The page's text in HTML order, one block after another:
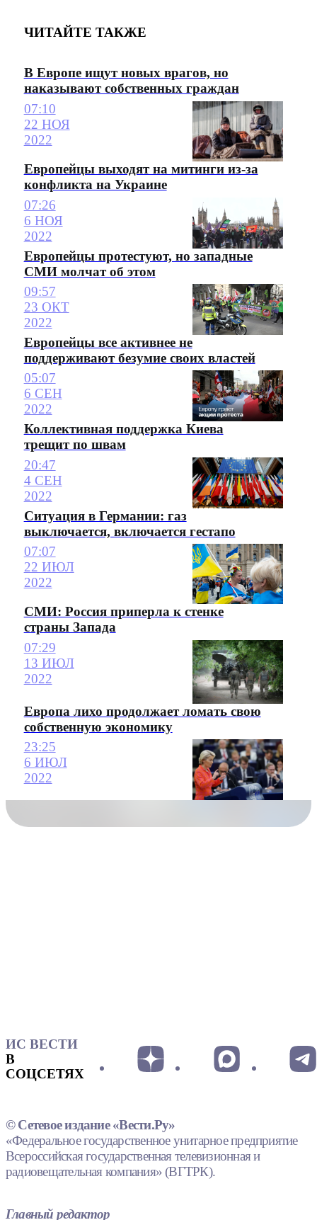
ЧИТАЙТЕ ТАКЖЕ
В Европе ищут новых врагов, но
наказывают собственных граждан
07:10
22 НОЯ
2022
Европейцы выходят на митинги из-за
конфликта на Украине
07:26
6 НОЯ
2022
Европейцы протестуют, но западные
СМИ молчат об этом
09:57
23 ОКТ
2022
Европейцы все активнее не
поддерживают безумие своих властей
05:07
6 СЕН
2022
Коллективная поддержка Киева
трещит по швам
20:47
4 СЕН
2022
Ситуация в Германии: газ
выключается, включается гестапо
07:07
22 ИЮЛ
2022
СМИ: Россия приперла к стенке
страны Запада
07:29
13 ИЮЛ
2022
Европа лихо продолжает ломать свою
собственную экономику
23:25
6 ИЮЛ
2022
ИС ВЕСТИ
В
СОЦСЕТЯХ
© Сетевое издание «Вести.Ру»
«Федеральное государственное унитарное предприятие
Всероссийская государственная телевизионная и
радиовещательная компания» (ВГТРК).
Главный редактор